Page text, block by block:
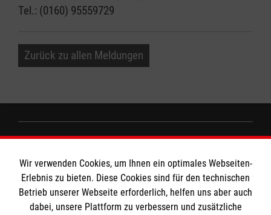
Tel.: (0160) 95559729
Zurück zu allen Meldungen
Impressum
Datenschutz
MPG Ansprechpartner
Wir verwenden Cookies, um Ihnen ein optimales Webseiten-
Erlebnis zu bieten. Diese Cookies sind für den technischen
Betrieb unserer Webseite erforderlich, helfen uns aber auch
dabei, unsere Plattform zu verbessern und zusätzliche